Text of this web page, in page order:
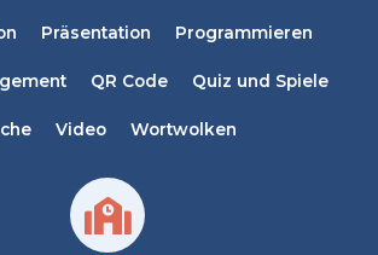
Präsentation Programmieren
QR Code Quiz und Spiele
Video Wortwolken